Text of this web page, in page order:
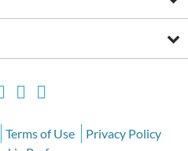
Terms of Use
Privacy Policy